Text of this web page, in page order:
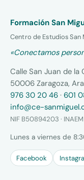
Formación San
Centro de Estudios San
«Conectamos
Calle San Juan de la
50006 Zaragoza,
976 30 20 46 · 601
info@ce-
NIF B50894203 ·
Lunes a viernes de
Facebook